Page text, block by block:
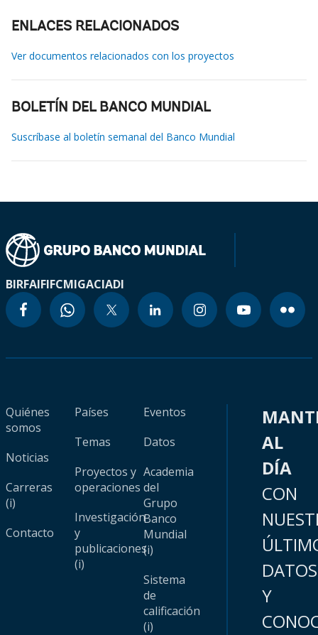
ENLACES RELACIONADOS
Ver documentos relacionados con los proyectos
BOLETÍN DEL BANCO MUNDIAL
Suscríbase al boletín semanal del Banco Mundial
BIRFAIFIFCMIGACIADI
Quiénes
somos
Noticias
Carreras
(i)
Contacto
Países
Temas
Proyectos y
operaciones
Investigación
y
publicaciones
(i)
Eventos
Datos
Academia
del
Grupo
Banco
Mundial
(i)
Sistema
de
calificación
(i)
AL
DÍA
CON
DATOS
Y